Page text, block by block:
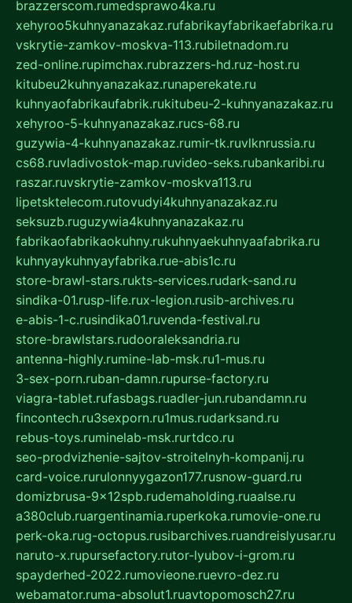
brazzerscom.rumedsprawo4ka.ru
xehyroo5kuhnyanazakaz.rufabrikayfabrikaefabrika.ru
vskrytie-zamkov-moskva-113.rubiletnadom.ru
zed-online.rupimchax.rubrazzers-hd.ruz-host.ru
kitubeu2kuhnyanazakaz.runaperekate.ru
kuhnyaofabrikaufabrik.rukitubeu-2-kuhnyanazakaz.ru
xehyroo-5-kuhnyanazakaz.rucs-68.ru
guzywia-4-kuhnyanazakaz.rumir-tk.ruvlknrussia.ru
cs68.ruvladivostok-map.ruvideo-seks.rubankaribi.ru
raszar.ruvskrytie-zamkov-moskva113.ru
lipetsktelecom.rutovudyi4kuhnyanazakaz.ru
seksuzb.ruguzywia4kuhnyanazakaz.ru
fabrikaofabrikaokuhny.rukuhnyaekuhnyaafabrika.ru
kuhnyaykuhnyayfabrika.rue-abis1c.ru
store-brawl-stars.rukts-services.rudark-sand.ru
sindika-01.rusp-life.rux-legion.rusib-archives.ru
e-abis-1-c.rusindika01.ruvenda-festival.ru
store-brawlstars.rudooraleksandria.ru
antenna-highly.rumine-lab-msk.ru1-mus.ru
3-sex-porn.ruban-damn.rupurse-factory.ru
viagra-tablet.rufasbags.ruadler-jun.rubandamn.ru
fincontech.ru3sexporn.ru1mus.rudarksand.ru
rebus-toys.ruminelab-msk.rurtdco.ru
seo-prodvizhenie-sajtov-stroitelnyh-kompanij.ru
card-voice.rurulonnyygazon177.rusnow-guard.ru
domizbrusa-9x12spb.rudemaholding.ruaalse.ru
a380club.ruargentinamia.ruperkoka.rumovie-one.ru
perk-oka.rug-octopus.rusibarchives.ruandreislyusar.ru
naruto-x.rupursefactory.rutor-lyubov-i-grom.ru
spayderhed-2022.rumovieone.ruevro-dez.ru
webamator.ruma-absolut1.ruavtopomosch27.ru